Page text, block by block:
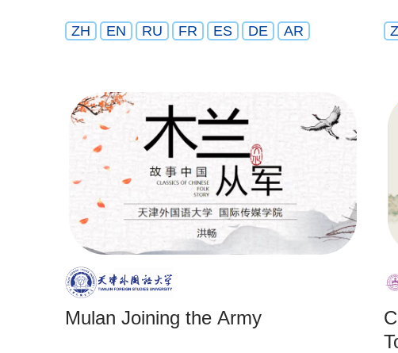
ZH EN RU FR ES DE AR
Mulan Joining the Army